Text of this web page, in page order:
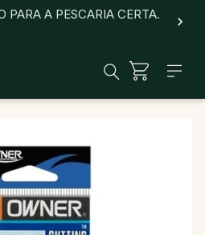
PARA A PESCARIA CERTA.